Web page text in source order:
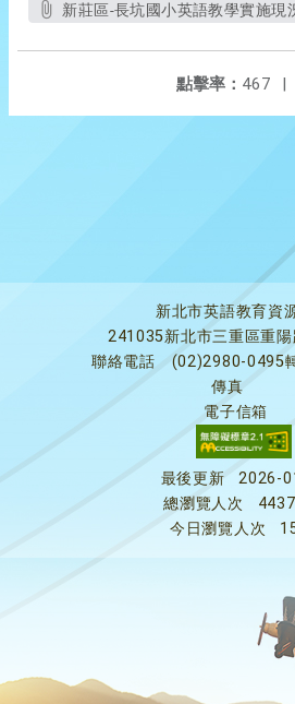
新莊區-長坑國小英語教學實施現
點擊率： 467 |
新北市英語教育資
241035新北市三重區重
聯絡電話
(02)2980-0495
傳真
電子信箱
最後更新
2026-
總瀏覽人次
今日瀏覽人次